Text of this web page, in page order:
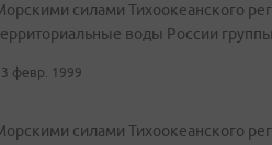
силами Тихоокеанского
воды России
февр. 1999
силами Тихоокеанского